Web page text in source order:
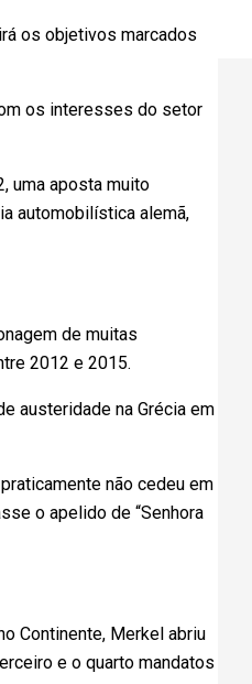
os objetivos marcados
os interesses do setor
uma aposta muito
automobilística alemã,
de muitas
2012 e 2015.
austeridade na Grécia em
não cedeu em
o apelido de “Senhora
Continente, Merkel abriu
e o quarto mandatos